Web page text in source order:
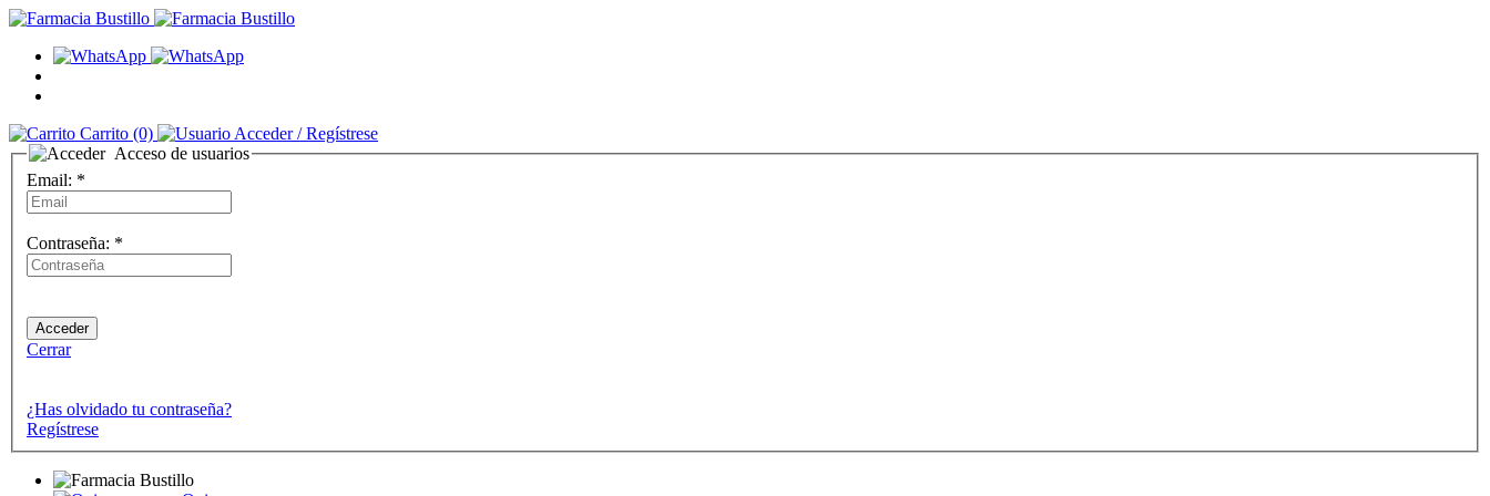
Carrito (0) Acceder / Regístrese
Acceso de usuarios
Email: *
Contraseña: *
Cerrar
¿Has olvidado tu contraseña?
Regístrese